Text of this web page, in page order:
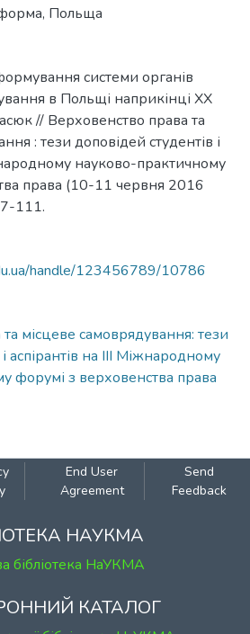
, Польща
системи органів
в Польщі наприкінці ХХ
// Верховенство права та
: тези доповідей студентів і
науково-практичному
права (10-11 червня 2016
111.
handle/123456789/10786
місцеве самоврядування: тези
аспірантів на ІІІ Міжнародному
форумі з верховенства права
End User
Agreement
Send
Feedback
НАУКМА
бібліотека НаУКМА
КАТАЛОГ